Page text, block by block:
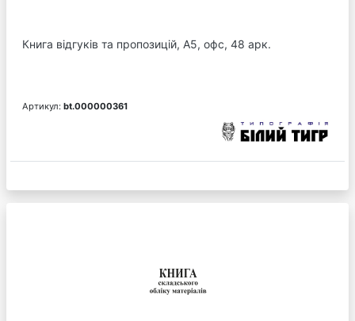
Книга відгуків та пропозицій, А5, офс, 48 арк.
Артикул: bt.000000361